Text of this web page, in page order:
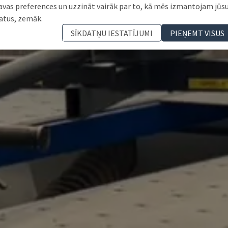
preferences un uzzināt vairāk par to, kā mēs izmantojam
zemāk.
SĪKDATŅU IESTATĪJUMI
PIEŅEMT VISUS